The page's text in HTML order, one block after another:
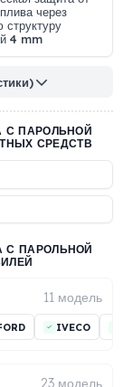
запирания,
с
бака
защита
топлива через
структуру
характеристики)